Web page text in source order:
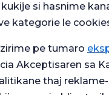
kukije si hasnime
kategorie le
pe tumaro
Akceptisaren sa
thaj